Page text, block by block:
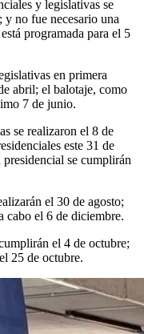
y legislativas se
y no fue necesario una
programada para el 5
en primera
abril; el balotaje, como
7 de junio.
se realizaron el 8 de
este 31 de
se cumplirán
el 30 de agosto;
cabo el 6 de diciembre.
el 4 de octubre;
25 de octubre.